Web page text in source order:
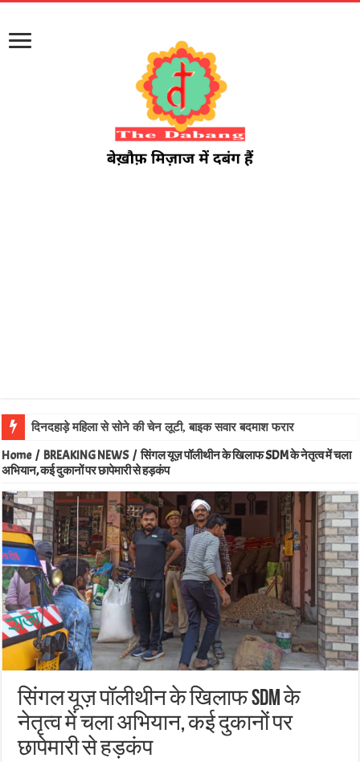
दिनदहाड़े महिला से सोने की चेन लूटी, बाइक सवार बदमाश फरार
Home / BREAKING NEWS / सिंगल यूज़ पॉलीथीन के खिलाफ SDM के नेतृत्व में चला
अभियान, कई दुकानों पर छापेमारी से हड़कंप
सिंगल यूज़ पॉलीथीन के खिलाफ SDM के
नेतृत्व में चला अभियान, कई दुकानों पर
छापेमारी से हड़कंप